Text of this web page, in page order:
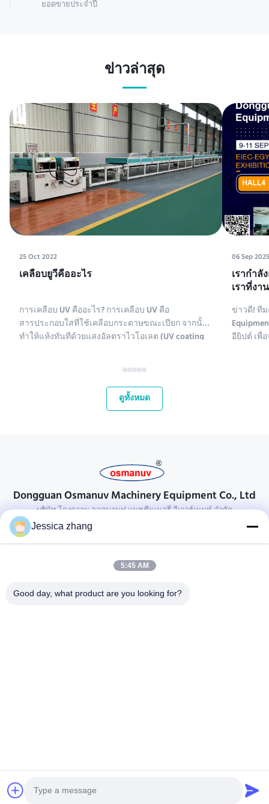
ยอดขายประจำปี
ข่าวล่าสุด
25 Oct 2022
เคลือบยูวีคืออะไร
การเคลือบ UV คืออะไร? การเคลือบ UV คือ
สารประกอบใสที่ใช้เคลือบกระดาษขณะเปียก จากนั้น
ทำให้แห้งทันทีด้วยแสงอัลตราไวโอเลต (UV coating
ชนิดที่ใช้เคลือบกระดาษ สารเคมีเคลือบ UV ประกอบ
ด้วยโพลีเอทิลีน แคลเซียมคาร์บอเนต และคาโอลิไนต์
สารประกอบเหล่านี้จะถูกทำให้บริส...
06 Sep 2025
เรากํา
เราที่งา
2025
ข่าวดี! ทีม
อียิปต์ เพื่
ดูทั้งหมด
Dongguan Osmanuv Machinery Equipment Co., Ltd
บริษัท โดงกวาน ออสมานูฟ แมชชีนเนอรี่ อีเวอร์เมนท์ จํากัด
ติดต่อ
28 อุตสาหกรรมที่สอง Liu chong wei, Wanjiang, DongGuan,
86-769 -88125248
Copyright © 2021-2026 Dongguan Osmanuv Machinery Equipment Co., Ltd.
Jessica zhang
5:45 AM
Good day, what product are you looking for?